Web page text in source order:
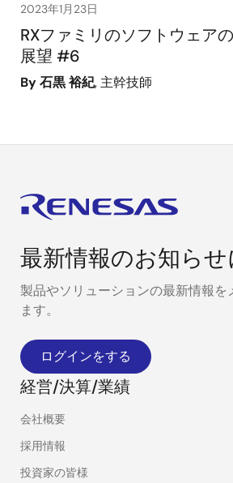
2023年1月23日
RXファミリのソフトウェア
展望 #6
By 石黒 裕紀, 主幹技師
最新情報のお知ら
製品やソリューションの最新情報を
ます。
ログインをする
経営/決算/業績
会社概要
採用情報
投資家の皆様